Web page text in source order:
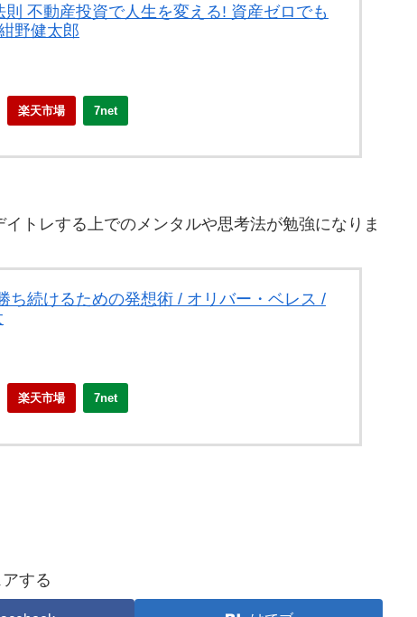
不動産投資で人生を変える! 資産ゼロでも
野健太郎
楽天市場 7net
トレする上でのメンタルや思考法が勉強になりま
ち続けるための発想術 / オリバー・ベレス /
楽天市場 7net
する